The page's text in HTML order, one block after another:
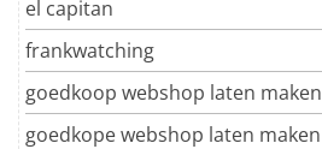
el capitan
frankwatching
goedkoop webshop laten maken
goedkope webshop laten maken